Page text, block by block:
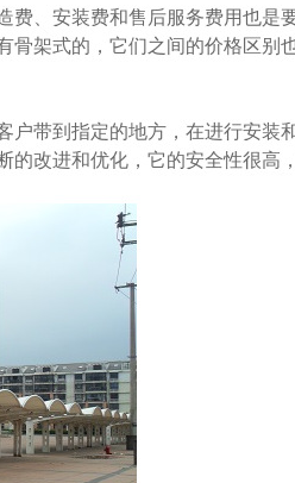
、安装费和售后服务费用也是
架式的，它们之间的价格区别
带到指定的地方，在进行安装
改进和优化，它的安全性很高